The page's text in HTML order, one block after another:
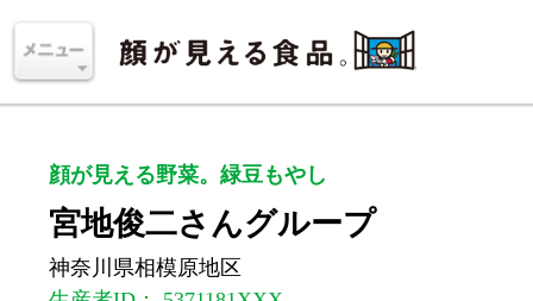
宮地俊二さんグループ
神奈川県相模原地区
生産者ID： 5371181XXX